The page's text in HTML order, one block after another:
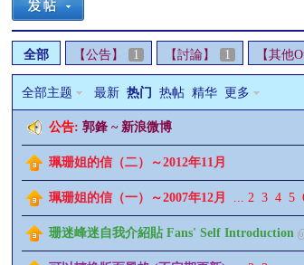
全部 【公告】 1 【討論】 1 【其他
全部主题 最新 热门 热帖 精华 更多
公告:郭鋒 ~ 新浪微博
珮珊姐的信（二）～2012年11月
珮珊姐的信（一）～2007年12月 ... 2 3 4 5
珊迷峰迷自我介紹貼 Fans' Self Introduction